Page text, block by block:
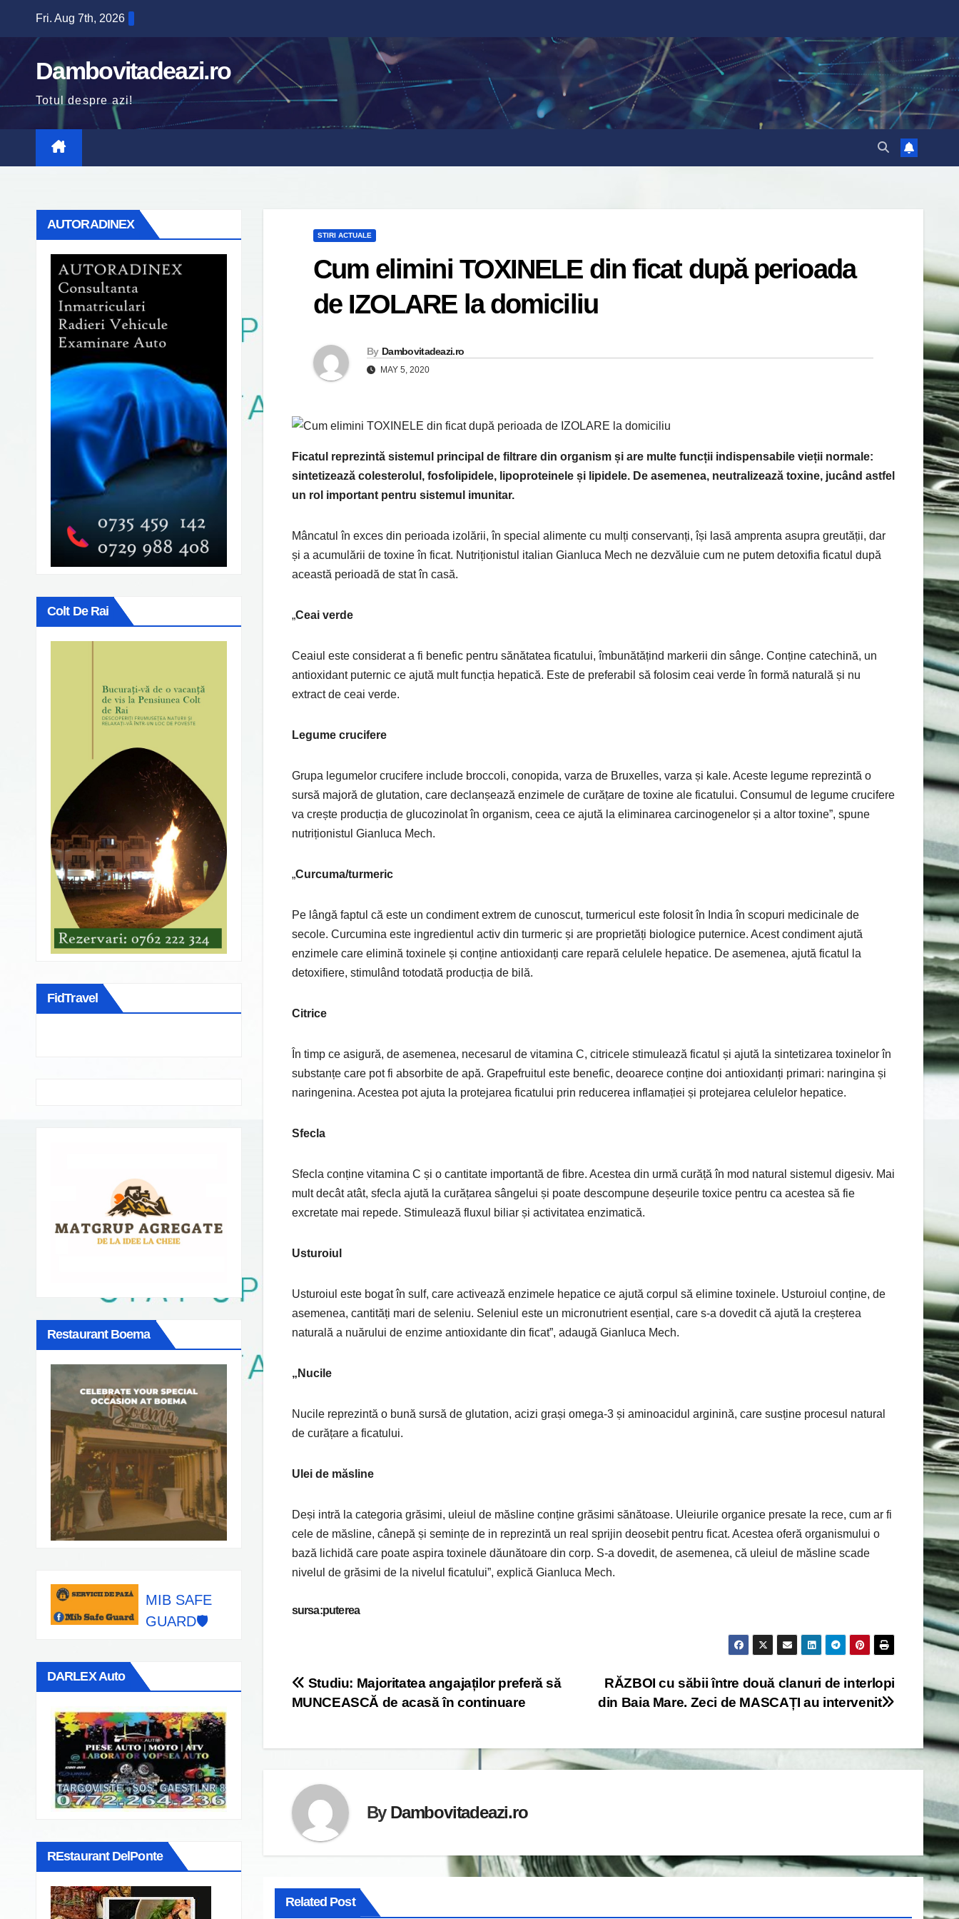
content
Fri. Aug 7th, 2026
Dambovitadeazi.ro
Totul despre azi!
AUTORADINEX
Colt De Rai
FidTravel
Restaurant Boema
MIB SAFE
GUARD🛡️
DARLEX Auto
REstaurant DelPonte
STIRI ACTUALE
Cum elimini TOXINELE din ficat după perioada
de IZOLARE la domiciliu
By Dambovitadeazi.ro
MAY 5, 2020
Ficatul reprezintă sistemul principal de filtrare din organism și are multe funcții indispensabile vieții normale:
sintetizează colesterolul, fosfolipidele, lipoproteinele și lipidele. De asemenea, neutralizează toxine, jucând astfel
un rol important pentru sistemul imunitar.
Mâncatul în exces din perioada izolării, în special alimente cu mulți conservanți, își lasă amprenta asupra greutății, dar
și a acumulării de toxine în ficat. Nutriționistul italian Gianluca Mech ne dezvăluie cum ne putem detoxifia ficatul după
această perioadă de stat în casă.
„Ceai verde
Ceaiul este considerat a fi benefic pentru sănătatea ficatului, îmbunătățind markerii din sânge. Conține catechină, un
antioxidant puternic ce ajută mult funcția hepatică. Este de preferabil să folosim ceai verde în formă naturală și nu
extract de ceai verde.
Legume crucifere
Grupa legumelor crucifere include broccoli, conopida, varza de Bruxelles, varza și kale. Aceste legume reprezintă o
sursă majoră de glutation, care declanșează enzimele de curățare de toxine ale ficatului. Consumul de legume crucifere
va crește producția de glucozinolat în organism, ceea ce ajută la eliminarea carcinogenelor și a altor toxine”, spune
nutriționistul Gianluca Mech.
„Curcuma/turmeric
Pe lângă faptul că este un condiment extrem de cunoscut, turmericul este folosit în India în scopuri medicinale de
secole. Curcumina este ingredientul activ din turmeric și are proprietăți biologice puternice. Acest condiment ajută
enzimele care elimină toxinele și conține antioxidanți care repară celulele hepatice. De asemenea, ajută ficatul la
detoxifiere, stimulând totodată producția de bilă.
Citrice
În timp ce asigură, de asemenea, necesarul de vitamina C, citricele stimulează ficatul și ajută la sintetizarea toxinelor în
substanțe care pot fi absorbite de apă. Grapefruitul este benefic, deoarece conține doi antioxidanți primari: naringina și
naringenina. Acestea pot ajuta la protejarea ficatului prin reducerea inflamației și protejarea celulelor hepatice.
Sfecla
Sfecla conține vitamina C și o cantitate importantă de fibre. Acestea din urmă curăță în mod natural sistemul digesiv. Mai
mult decât atât, sfecla ajută la curățarea sângelui și poate descompune deșeurile toxice pentru ca acestea să fie
excretate mai repede. Stimulează fluxul biliar și activitatea enzimatică.
Usturoiul
Usturoiul este bogat în sulf, care activează enzimele hepatice ce ajută corpul să elimine toxinele. Usturoiul conține, de
asemenea, cantități mari de seleniu. Seleniul este un micronutrient esențial, care s-a dovedit că ajută la creșterea
naturală a nuărului de enzime antioxidante din ficat”, adaugă Gianluca Mech.
„Nucile
Nucile reprezintă o bună sursă de glutation, acizi grași omega-3 și aminoacidul arginină, care susține procesul natural
de curățare a ficatului.
Ulei de măsline
Deși intră la categoria grăsimi, uleiul de măsline conține grăsimi sănătoase. Uleiurile organice presate la rece, cum ar fi
cele de măsline, cânepă și semințe de in reprezintă un real sprijin deosebit pentru ficat. Acestea oferă organismului o
bază lichidă care poate aspira toxinele dăunătoare din corp. S-a dovedit, de asemenea, că uleiul de măsline scade
nivelul de grăsimi de la nivelul ficatului”, explică Gianluca Mech.
sursa:puterea
Post
RĂZBOI cu săbii între două clanuri de interlopi
din Baia Mare. Zeci de MASCAȚI au intervenit
Studiu: Majoritatea angajaților preferă să
MUNCEASCĂ de acasă în continuare
By Dambovitadeazi.ro
Related Post